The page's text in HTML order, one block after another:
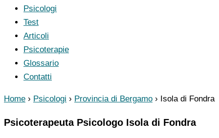
Psicologi
Test
Articoli
Psicoterapie
Glossario
Contatti
Home › Psicologi › Provincia di Bergamo › Isola di Fondra
Psicoterapeuta Psicologo Isola di Fondra